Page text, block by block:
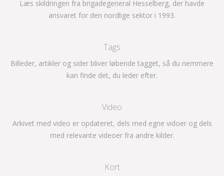
Læs skildringen fra brigadegeneral Hesselberg, der havde
ansvaret for den nordlige sektor i 1993.
Tags
Billeder, artikler og sider bliver løbende tagget, så du nemmere
kan finde det, du leder efter.
Video
Arkivet med video er opdateret, dels med egne vidoer og dels
med relevante videoer fra andre kilder.
Kort